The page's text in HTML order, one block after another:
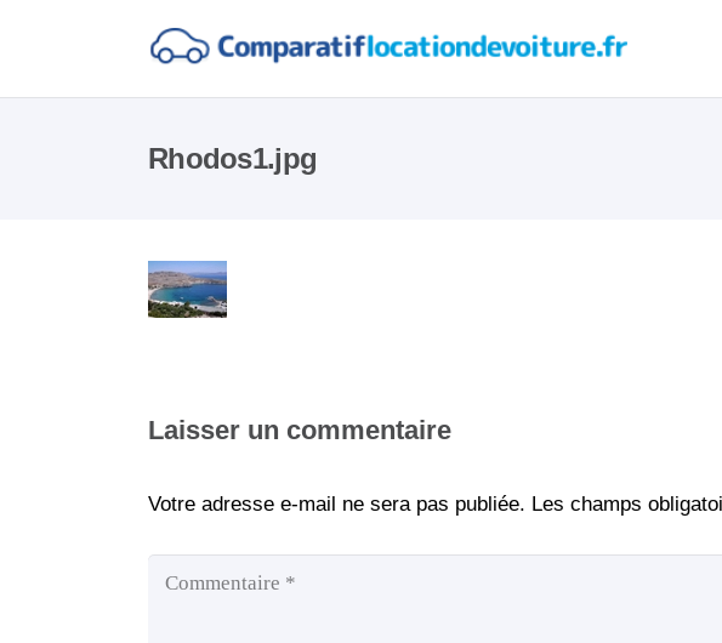
Rhodos1.jpg
Laisser un commentaire
Votre adresse e-mail ne sera pas publiée. Les champs